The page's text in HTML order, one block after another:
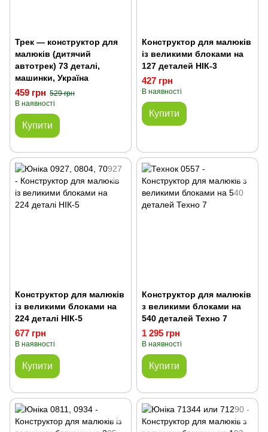
Трек — конструктор для
малюків (дитячий
автотрек) 73 деталі,
машинки, Україна
459 грн 529 грн
В наявності
Купити
Конструктор для малюків
із великими блоками на
127 деталей НІК-3
427 грн
В наявності
Купити
Конструктор для малюків
із великими блоками на
224 деталі НІК-5
677 грн
В наявності
Купити
Конструктор для малюків
з великими блоками на
540 деталей Техно 7
1 295 грн
В наявності
Купити